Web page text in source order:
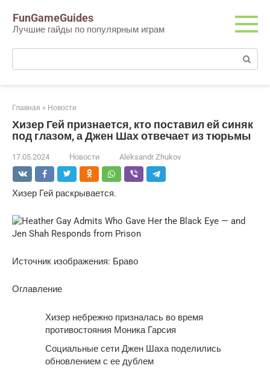
контенту
FunGameGuides
Лучшие гайды по популярным играм
Поиск:
Главная » Новости
Хизер Гей признается, кто поставил ей синяк
под глазом, а Джен Шах отвечает из тюрьмы
17.05.2024 Новости Aleksandr Zhukov
Хизер Гей раскрывается.
Источник изображения: Браво
Оглавление
Хизер небрежно призналась во время
противостояния Моника Гарсия
Социальные сети Джен Шаха поделились
обновлением с ее дублем